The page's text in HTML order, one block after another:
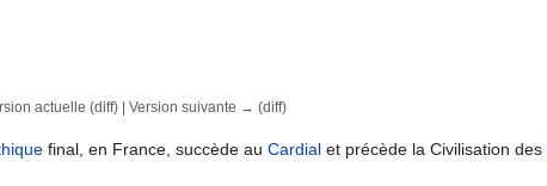
actuelle (diff) | Version suivante → (diff)
final, en France, succède au Cardial et précède la Civilisation des